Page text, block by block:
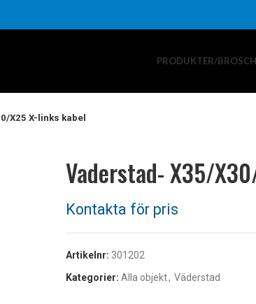
PRODUKTER/
X25 X-links kabel
Vaderstad- X35/
Artikelnr: 301202
Kategorier: Alla objekt, Väderstad